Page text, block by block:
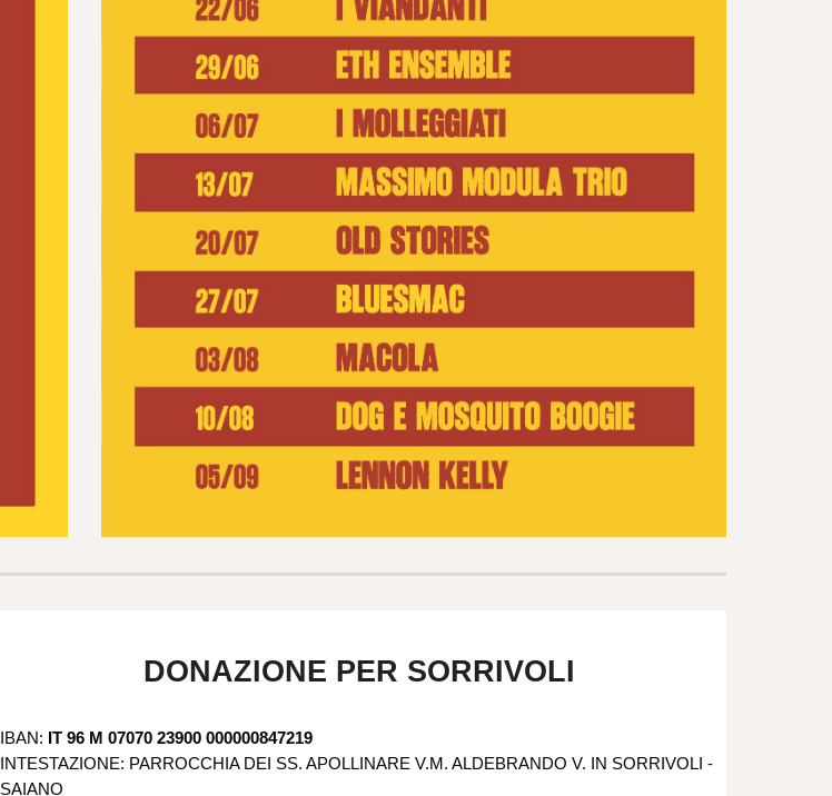
DONAZIONE PER SORRIVOLI
IBAN: IT 96 M 07070 23900 000000847219
INTESTAZIONE: PARROCCHIA DEI SS. APOLLINARE V.M. ALDEBRANDO V. IN SORRIVOLI -
SAIANO